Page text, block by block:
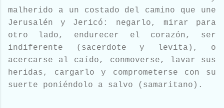
malherido a un costado del camino que une
Jerusalén y Jericó: negarlo, mirar para
otro lado, endurecer el corazón, ser
indiferente (sacerdote y levita), o
acercarse al caído, conmoverse, lavar sus
heridas, cargarlo y comprometerse con su
suerte poniéndolo a salvo (samaritano).